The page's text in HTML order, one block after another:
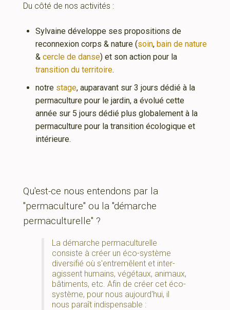
Du côté de nos activités :
Sylvaine développe ses propositions de
reconnexion corps & nature (soin, bain de nature
& cercle de danse) et son action pour la
transition du territoire.
notre stage, auparavant sur 3 jours dédié à la
permaculture pour le jardin, a évolué cette
année sur 5 jours dédié plus globalement à la
permaculture pour la transition écologique et
intérieure.
Qu'est-ce nous entendons par la
"permaculture" ou la "démarche
permaculturelle" ?
La démarche permaculturelle
consiste à créer un éco-système
diversifié où s'entremêlent et inter-
agissent humains, végétaux, animaux,
bâtiments, etc. Afin de créer cet éco-
système, pour nous aujourd'hui, il
nous paraît indispensable :